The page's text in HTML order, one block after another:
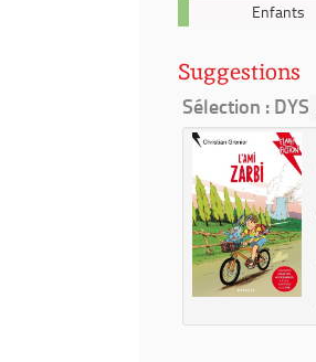
-
-
L'enfaon
Éric
Enfants
Suggestions
Sélection : DYS